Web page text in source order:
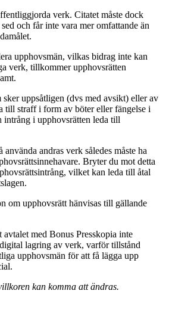
verk. Citatet måste dock
och får inte vara mer omfattande än
upphovsmän, vilkas bidrag inte kan
verk, tillkommer upphovsrätten
uppsåtligen (dvs med avsikt) eller av
till straff i form av böter eller fängelse i
i upphovsrätten leda till
andras verk således måste ha
Bryter du mot detta
vilket kan leda till åtal
om upphovsrätt hänvisas till gällande
avtalet med Bonus Presskopia inte
lagring av verk, varför tillstånd
upphovsmän för att få lägga upp
kan komma att ändras.